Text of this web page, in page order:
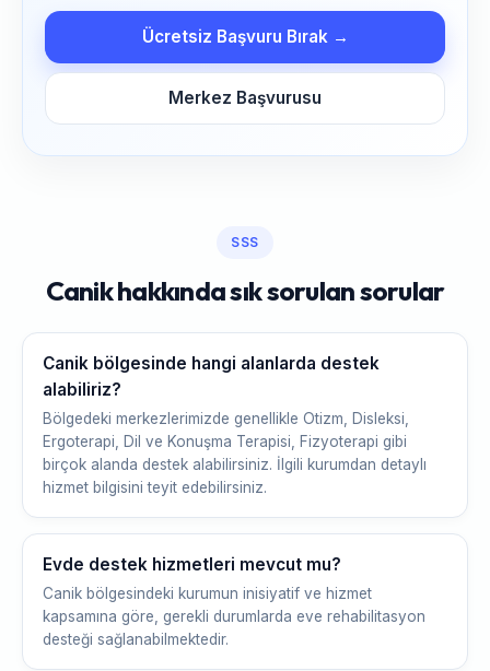
Ücretsiz Başvuru Bırak →
Merkez Başvurusu
SSS
Canik hakkında sık sorulan sorular
Canik bölgesinde hangi alanlarda destek
alabiliriz?
Bölgedeki merkezlerimizde genellikle Otizm, Disleksi,
Ergoterapi, Dil ve Konuşma Terapisi, Fizyoterapi gibi
birçok alanda destek alabilirsiniz. İlgili kurumdan detaylı
hizmet bilgisini teyit edebilirsiniz.
Evde destek hizmetleri mevcut mu?
Canik bölgesindeki kurumun inisiyatif ve hizmet
kapsamına göre, gerekli durumlarda eve rehabilitasyon
desteği sağlanabilmektedir.